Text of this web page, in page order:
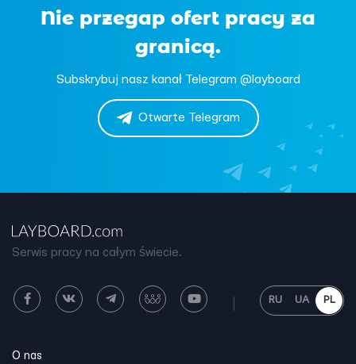
Nie przegap ofert pracy za
granicą.
Subskrybuj nasz kanał Telegram @layboard
Otwarte Telegram
Serwis pracy na całym świecie.
RU UA PL
O nas